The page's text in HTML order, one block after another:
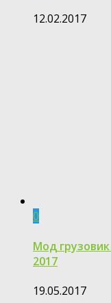
12.02.2017
0
Мод
2017
19.05.2017